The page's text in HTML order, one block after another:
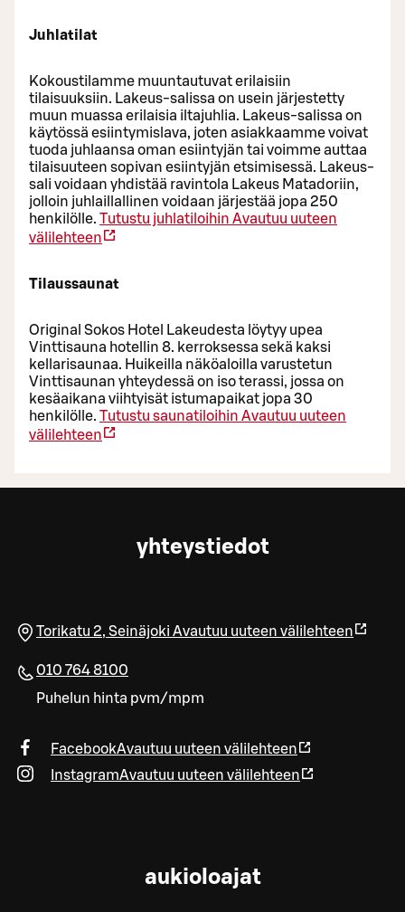
Juhlatilat
Kokoustilamme muuntautuvat erilaisiin
tilaisuuksiin. Lakeus-salissa on usein järjestetty
muun muassa erilaisia iltajuhlia. Lakeus-salissa on
käytössä esiintymislava, joten asiakkaamme voivat
tuoda juhlaansa oman esiintyjän tai voimme auttaa
tilaisuuteen sopivan esiintyjän etsimisessä. Lakeus-
sali voidaan yhdistää ravintola Lakeus Matadoriin,
jolloin juhlaillallinen voidaan järjestää jopa 250
henkilölle. Tutustu juhlatiloihin Avautuu uuteen
välilehteen
Tilaussaunat
Original Sokos Hotel Lakeudesta löytyy upea
Vinttisauna hotellin 8. kerroksessa sekä kaksi
kellarisaunaa. Huikeilla näköaloilla varustetun
Vinttisaunan yhteydessä on iso terassi, jossa on
kesäaikana viihtyisät istumapaikat jopa 30
henkilölle. Tutustu saunatiloihin Avautuu uuteen
välilehteen
yhteystiedot
Torikatu 2, Seinäjoki Avautuu uuteen välilehteen
010 764 8100
Puhelun hinta pvm/mpm
FacebookAvautuu uuteen välilehteen
InstagramAvautuu uuteen välilehteen
aukioloajat